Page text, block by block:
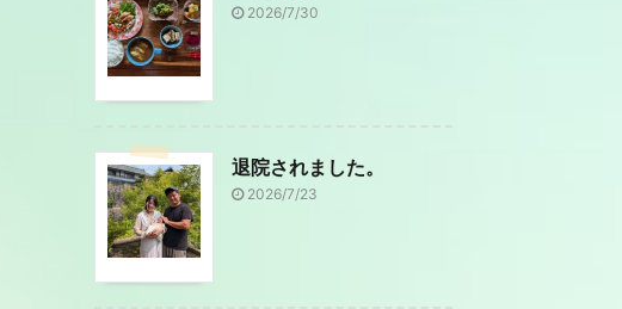
2026/7/30
退院されました。
2026/7/23